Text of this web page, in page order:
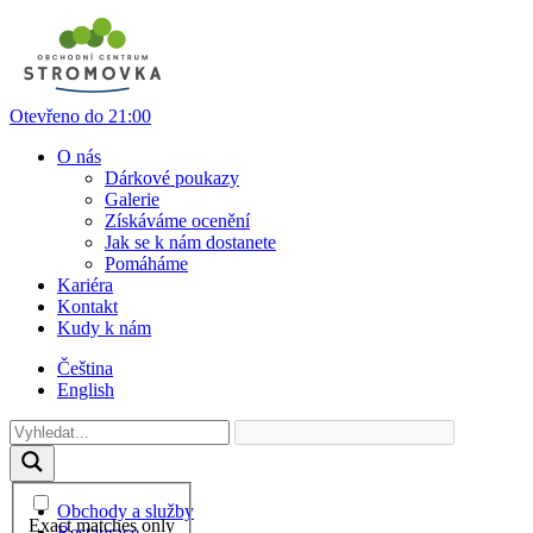
Otevřeno do 21:00
O nás
Dárkové poukazy
Galerie
Získáváme ocenění
Jak se k nám dostanete
Pomáháme
Kariéra
Kontakt
Kudy k nám
Čeština
English
Exact matches only
Obchody a služby